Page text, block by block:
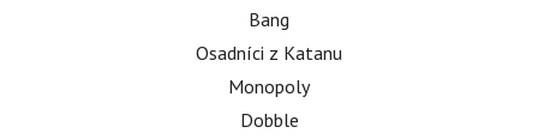
Bang
Osadníci z Katanu
Monopoly
Dobble